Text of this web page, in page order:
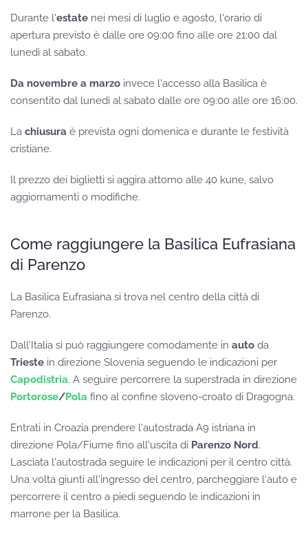
Durante l'estate nei mesi di luglio e agosto, l'orario di
apertura previsto è dalle ore 09:00 fino alle ore 21:00 dal
lunedì al sabato.
Da novembre a marzo invece l'accesso alla Basilica è
consentito dal lunedì al sabato dalle ore 09:00 alle ore 16:00.
La chiusura è prevista ogni domenica e durante le festività
cristiane.
Il prezzo dei biglietti si aggira attorno alle 40 kune, salvo
aggiornamenti o modifiche.
Come raggiungere la Basilica Eufrasiana
di Parenzo
La Basilica Eufrasiana si trova nel centro della città di
Parenzo.
Dall'Italia si può raggiungere comodamente in auto da
Trieste in direzione Slovenia seguendo le indicazioni per
Capodistria. A seguire percorrere la superstrada in direzione
Portorose/Pola fino al confine sloveno-croato di Dragogna.
Entrati in Croazia prendere l'autostrada A9 istriana in
direzione Pola/Fiume fino all'uscita di Parenzo Nord.
Lasciata l'autostrada seguire le indicazioni per il centro città.
Una volta giunti all'ingresso del centro, parcheggiare l'auto e
percorrere il centro a piedi seguendo le indicazioni in
marrone per la Basilica.